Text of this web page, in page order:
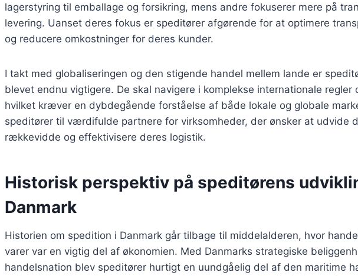
lagerstyring til emballage og forsikring, mens andre fokuserer mere på
levering. Uanset deres fokus er speditører afgørende for at optimere
og reducere omkostninger for deres kunder.
I takt med globaliseringen og den stigende handel mellem lande er
blevet endnu vigtigere. De skal navigere i komplekse internationale regler
hvilket kræver en dybdegående forståelse af både lokale og globale
speditører til værdifulde partnere for virksomheder, der ønsker at udvide
rækkevidde og effektivisere deres logistik.
Historisk perspektiv på speditørens
Danmark
Historien om spedition i Danmark går tilbage til middelalderen, hvor
varer var en vigtig del af økonomien. Med Danmarks strategiske
handelsnation blev speditører hurtigt en uundgåelig del af den maritime